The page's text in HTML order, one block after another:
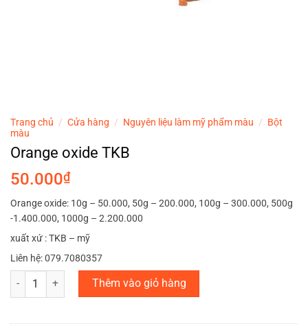
Trang chủ / Cửa hàng / Nguyên liệu làm mỹ phẩm màu / Bột
màu
Orange oxide TKB
50.000₫
Orange oxide: 10g – 50.000, 50g – 200.000, 100g – 300.000, 500g
-1.400.000, 1000g – 2.200.000
xuất xứ : TKB – mỹ
Liên hệ: 079.7080357
Orange oxide TKB số lượngThêm vào giỏ hàng